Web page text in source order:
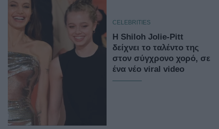
CELEBRITIES
H Shiloh Jolie-Pitt
δείχνει το ταλέντο της
στον σύγχρονο χορό, σε
ένα νέο viral video